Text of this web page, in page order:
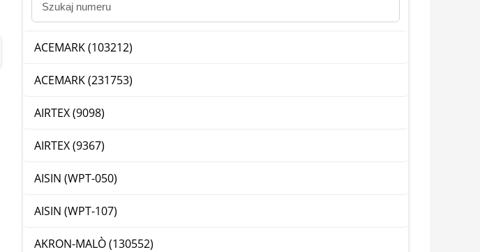
ACEMARK (103212)
ACEMARK (231753)
AIRTEX (9098)
AIRTEX (9367)
AISIN (WPT-050)
AISIN (WPT-107)
AKRON-MALÒ (130552)